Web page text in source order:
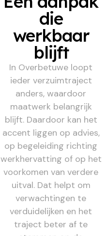
die
werkbaar
blijft
In Overbetuwe loopt
ieder verzuimtraject
anders, waardoor
maatwerk belangrijk
blijft. Daardoor kan het
accent liggen op advies,
op begeleiding richting
werkhervatting of op het
voorkomen van verdere
uitval. Dat helpt om
verwachtingen te
verduidelijken en het
traject beter af te